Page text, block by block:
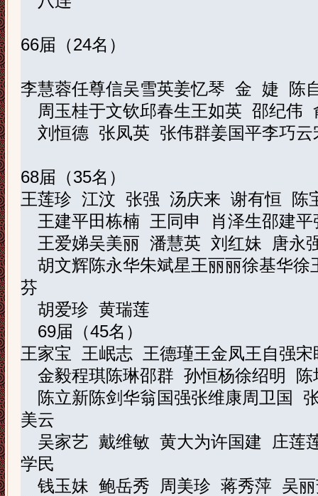
66届（24名）
李慧蓉任尊信吴雪英姜忆琴 金 婕
陈
周玉桂于文钦邱春生王如英 邵纪伟
刘恒德 张凤英 张伟群姜国平李巧云
68届（35名）
王莲珍 江汶 张强 汤庆来 谢有恒
陈
王建平田栋楠 王同申 肖泽生邵建平
王爱娣吴美丽 潘慧英 刘红妹
唐永
胡文辉陈永华朱斌星王丽丽徐基华徐
芬
胡爱珍 黄瑞莲
69届（45名）
王家宝
王岷志 王德瑾王金凤王自强宋
金毅程琪陈琳邵群 孙恒杨徐绍明
陈
陈立新陈剑华翁国强张维康周卫国
美云
吴家艺 戴维敏 黄大为许国建
庄莲
学民
钱玉妹
鲍岳秀 周美珍 蒋秀萍
吴